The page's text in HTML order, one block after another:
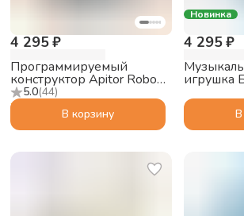
5.0(44)
4 295 ₽
Программируемый
конструктор Apitor Robot
J 6в1
В корзину
Новинка
4 295 ₽
игрушка
Bluetooth
В